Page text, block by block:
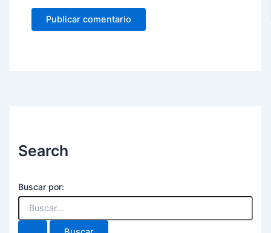
Search
Buscar por: